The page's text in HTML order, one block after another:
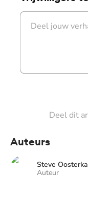
Deel dit
Auteurs
Steve
Auteur